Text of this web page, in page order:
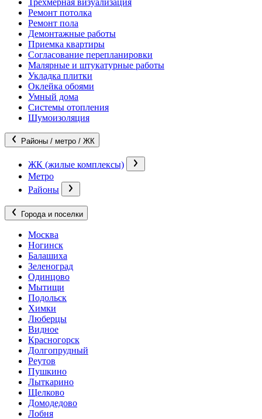
Трехмерная визуализация
Ремонт потолка
Ремонт пола
Демонтажные работы
Приемка квартиры
Согласование перепланировки
Малярные и штукатурные работы
Укладка плитки
Оклейка обоями
Умный дома
Системы отопления
Шумоизоляция
Районы / метро / ЖК
ЖК (жилые комплексы)
Метро
Районы
Города и поселки
Москва
Ногинск
Балашиха
Зеленоград
Одинцово
Мытищи
Подольск
Химки
Люберцы
Видное
Красногорск
Долгопрудный
Реутов
Пушкино
Лыткарино
Щелково
Домодедово
Лобня